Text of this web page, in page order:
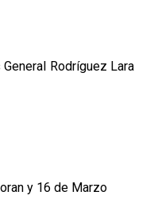
General Rodríguez Lara
y 16 de Marzo